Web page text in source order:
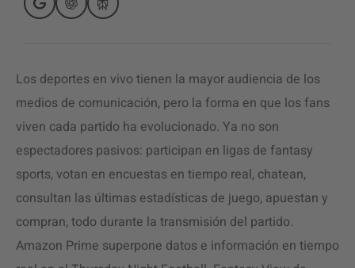
Los deportes en vivo tienen la mayor audiencia de los
medios de comunicación, pero la forma en que los fans
viven cada partido ha evolucionado. Ya no son
espectadores pasivos: participan en ligas de fantasy
sports, votan en encuestas en tiempo real, chatean,
consultan las últimas estadísticas de juego, apuestan y
compran, todo durante la transmisión del partido.
Amazon Prime superpone datos e información en tiempo